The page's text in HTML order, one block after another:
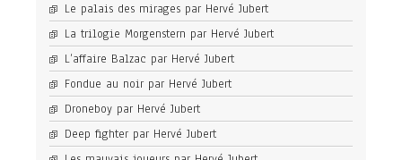
Le palais des mirages par Hervé Jubert
La trilogie Morgenstern par Hervé Jubert
L’affaire Balzac par Hervé Jubert
Fondue au noir par Hervé Jubert
Droneboy par Hervé Jubert
Deep fighter par Hervé Jubert